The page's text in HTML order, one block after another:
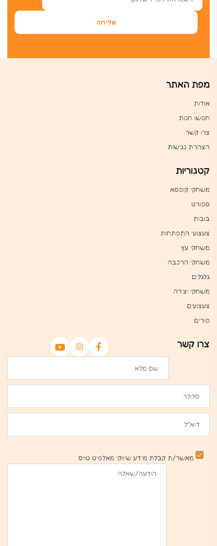
מפת האתר
אודות
חפשו חנות
צרו קשר
הצהרת נגישות
קטגוריות
משחקי קופסא
ספורט
בובות
צעצועי התפתחות
משחקי עץ
משחקי הרכבה
גלגלים
משחקי יצירה
צעצועים
פורים
צרו קשר
מאשר/ת קבלת מידע שיווקי מאלפיט טויס